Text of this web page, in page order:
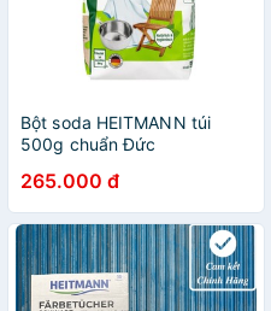
Bột soda HEITMANN túi
500g chuẩn Đức
265.000 đ